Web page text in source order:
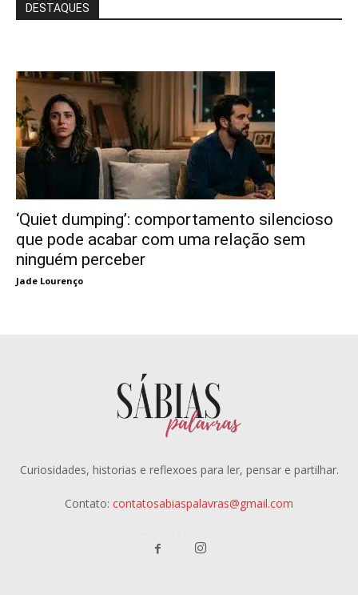
DESTAQUES
‘Quiet dumping’: comportamento silencioso
que pode acabar com uma relação sem
ninguém perceber
Jade Lourenço
Curiosidades, historias e reflexoes para ler, pensar e partilhar.
Contato: contatosabiaspalavras@gmail.com